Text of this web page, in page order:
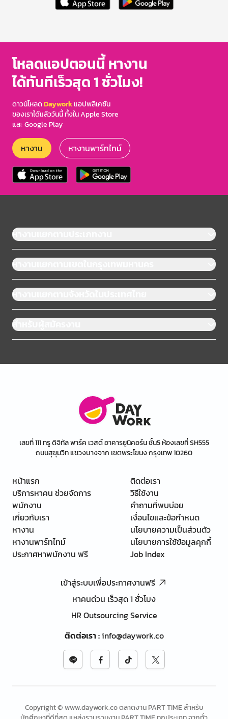
โหลดแอปตอนนี้ หางาน
ได้ทันทีเร็วสุด 1 ชั่วโมง!
ดาวน์โหลดDayworkแอปพลิเคชัน
ของเราได้แล้ววันนี้ ทั้งใน Apple Store
และ Google Play
หางาน หางานพาร์ทไทม์
หางานแยกตามประเภทงาน
หางานแยกตามเขตในกรุงเทพมหานคร
หางานแยกตามจังหวัดในประเทศไทย
สำหรับผู้สมัครงาน
เลขที่ 111 ทรู ดิจิทัล พาร์ค เวสต์ อาคารยูนิคอร์น ชั้น5 ห้องเลขที่ SH555
ถนนสุขุมวิท แขวงบางจาก เขตพระโขนง กรุงเทพ 10260
หน้าแรก
บริการหาคน ช่วยจัดการ
พนักงาน
เกี่ยวกับเรา
หางาน
หางานพาร์ทไทม์
ประกาศหาพนักงาน ฟรี
ติดต่อเรา
วิธีใช้งาน
คำถามที่พบบ่อย
เงื่อนไขและข้อกำหนด
นโยบายความเป็นส่วนตัว
นโยบายการใช้ข้อมูลคุกกี้
Job Index
เข้าสู่ระบบเพื่อประกาศงานฟรี
หาคนด่วน เร็วสุด 1 ชั่วโมง
HR Outsourcing Service
ติดต่อเรา:info@daywork.co
Copyright © www.daywork.co ตลาดงาน PART TIME สำหรับ